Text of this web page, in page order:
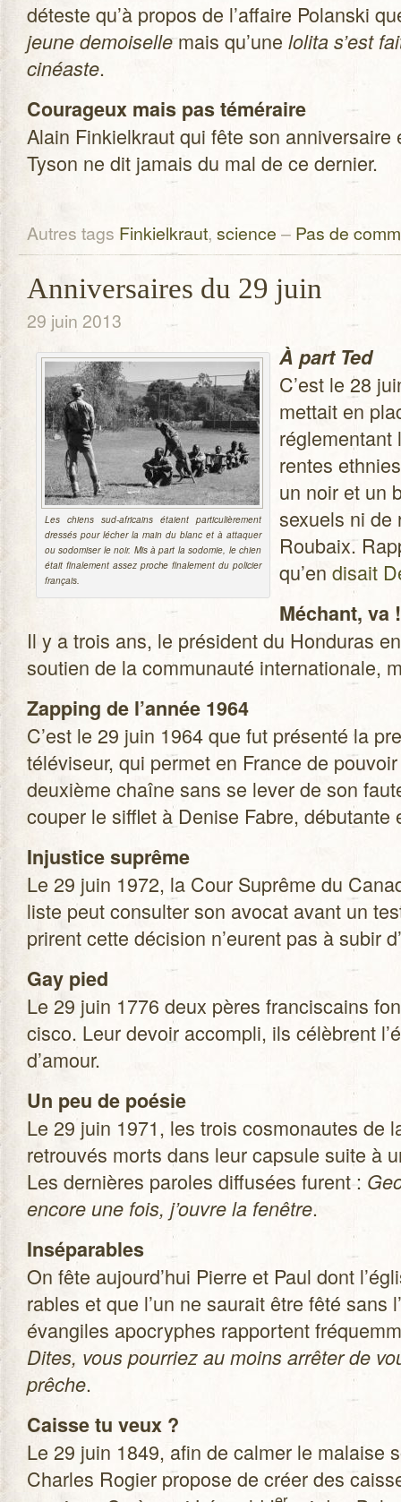
déteste qu’à pro­pos de l’affaire Polanski
jeune demoi­sellemais qu’une lolita s’est
cinéaste.
Cou­ra­geux mais pas témé­raire
Alain Fin­kiel­kraut qui fête son
Tyson ne dit jamais du mal de ce dernier.
Autres tags Finkielkraut, science – Pas de
Anniversaires du 29 juin
29 juin 2013
Les chiens sud-africains étaient par­ti­cu­liè­re­ment
dres­sés pour lécher la main du blanc et à atta­quer
ou sodo­mi­ser le noir. Mis à part la sodo­mie, le chien
était fina­le­ment assez proche fina­le­ment du poli­cier
français.
À part Ted
C’est le 28
met­tait en
rentes
un noir et un
sexuels ni de
Roubaix.
qu’en disait
Méchant, va !
Il y a trois ans, le pré­sident du Hon­du­ras
sou­tien de la com­mu­nauté inter­na­tio­nale,
Zap­ping de l’année 1964
C’est le 29 juin 1964 que fut pré­senté la
télé­vi­seur, qui per­met en France de
deuxième chaîne sans se lever de son
cou­per le sif­flet à Denise Fabre, débu­tante
Injus­tice suprême
Le 29 juin 1972, la Cour Suprême du
liste peut consul­ter son avo­cat avant un
prirent cette déci­sion n’eurent pas à subir
Gay pied
Le 29 juin 1776 deux pères fran­cis­cains
cisco. Leur devoir accom­pli, ils célèbrent
d’amour.
Un peu de poé­sie
Le 29 juin 1971, les trois cos­mo­nautes de
retrou­vés morts dans leur cap­sule suite à
Les der­nières paroles dif­fu­sées furent :
encore une fois, j’ouvre la fenêtre.
Insé­pa­rables
On fête aujourd’hui Pierre et Paul dont
rables et que l’un ne sau­rait être fêté sans
évan­giles apo­cryphes rap­portent
Dites, vous pour­riez au moins arrê­ter de
prêche.
Caisse tu veux ?
Le 29 juin 1849, afin de cal­mer le malaise
Charles Rogier pro­pose de créer des